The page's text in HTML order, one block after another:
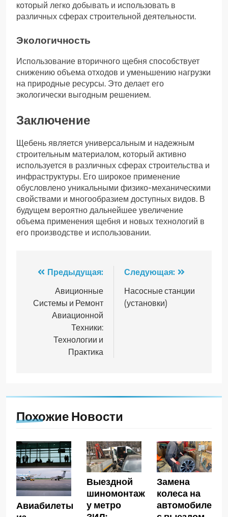
который легко добывать и использовать в
различных сферах строительной деятельности.
Экологичность
Использование вторичного щебня способствует
снижению объема отходов и уменьшению нагрузки
на природные ресурсы. Это делает его
экологически выгодным решением.
Заключение
Щебень является универсальным и надежным
строительным материалом, который активно
используется в различных сферах строительства и
инфраструктуры. Его широкое применение
обусловлено уникальными физико-механическими
свойствами и многообразием доступных видов. В
будущем вероятно дальнейшее увеличение
объема применения щебня и новых технологий в
его производстве и использовании.
Навигация
записям
Предыдущая:
Авиционные
Системы и Ремонт
Авиационной
Техники:
Технологии и
Практика
Следующая:
Насосные станции
(установки)
Похожие Новости
Авиабилеты
Выездной
шиномонтаж
у метро
Замена
колеса на
автомобиле